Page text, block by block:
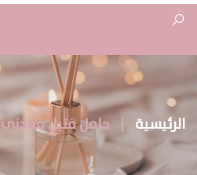
الرئيسية حامل فتيل معدني